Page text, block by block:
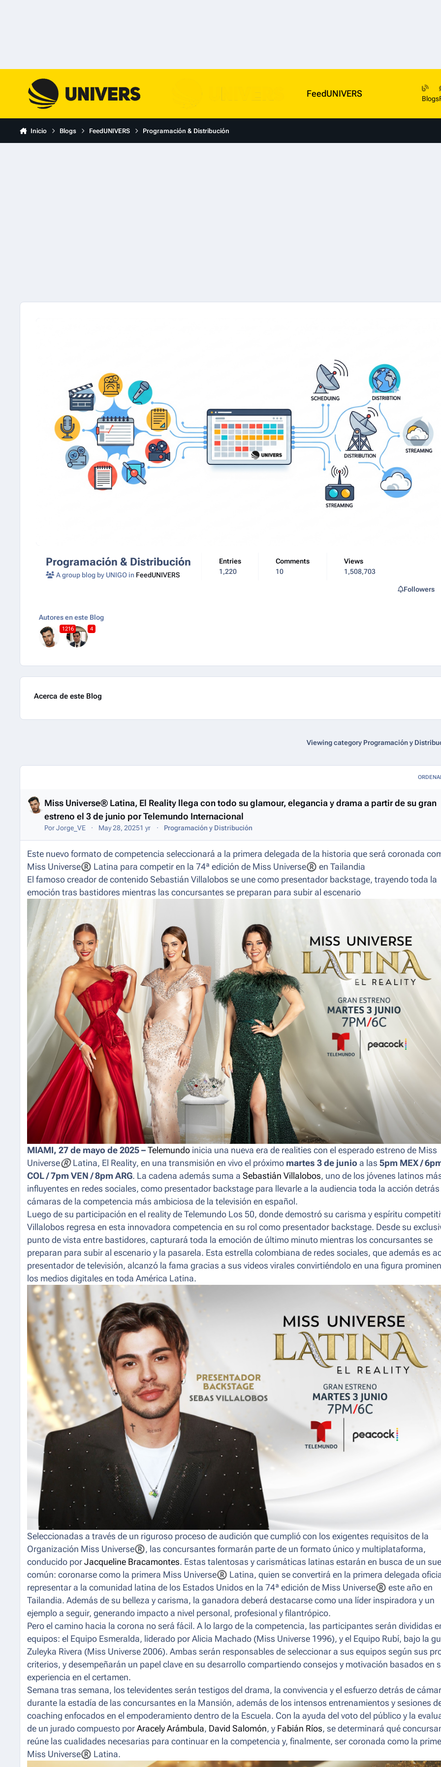
FeedUNIVERS Blogs
Inicio Blogs FeedUNIVERS Programación & Distribución
Programación & Distribución
A group blog by UNIGO in FeedUNIVERS
Entries
1,220
Comments
10
Views
1,508,703
Followers
Autores en este Blog
1216 4
Acerca de este Blog
Viewing category Programación y
Entries in this blog
Miss Universe® Latina, El Reality llega con todo su glamour, elegancia y drama a partir de su gran
estreno el 3 de junio por Telemundo Internacional
PorJorge_VE May 28, 20251 yr Programación y Distribución
Este nuevo formato de competencia seleccionará a la primera delegada de la historia que será coronada
Miss Universe® Latina para competir en la 74ª edición de Miss Universe® en Tailandia
El famoso creador de contenido Sebastián Villalobos se une como presentador backstage, trayendo toda la
emoción tras bastidores mientras las concursantes se preparan para subir al escenario
MIAMI, 27 de mayo de 2025 – Telemundo inicia una nueva era de realities con el esperado estreno de Miss
Universe®Latina, El Reality, en una transmisión en vivo el próximo martes 3 de junio a las 5pm MEX /
COL / 7pm VEN / 8pm ARG. La cadena además suma a Sebastián Villalobos, uno de los jóvenes latinos
influyentes en redes sociales, como presentador backstage para llevarle a la audiencia toda la acción detrás
cámaras de la competencia más ambiciosa de la televisión en español.
Luego de su participación en el reality de Telemundo Los 50, donde demostró su carisma y espíritu
Villalobos regresa en esta innovadora competencia en su rol como presentador backstage. Desde su
punto de vista entre bastidores, capturará toda la emoción de último minuto mientras los concursantes se
preparan para subir al escenario y la pasarela. Esta estrella colombiana de redes sociales, que además es
presentador de televisión, alcanzó la fama gracias a sus videos virales convirtiéndolo en una figura
los medios digitales en toda América Latina.
Seleccionadas a través de un riguroso proceso de audición que cumplió con los exigentes requisitos de la
Organización Miss Universe®, las concursantes formarán parte de un formato único y multiplataforma,
conducido por Jacqueline Bracamontes. Estas talentosas y carismáticas latinas estarán en busca de un
común: coronarse como la primera Miss Universe® Latina, quien se convertirá en la primera delegada
representar a la comunidad latina de los Estados Unidos en la 74ª edición de Miss Universe® este año en
Tailandia. Además de su belleza y carisma, la ganadora deberá destacarse como una líder inspiradora y un
ejemplo a seguir, generando impacto a nivel personal, profesional y filantrópico.
Pero el camino hacia la corona no será fácil. A lo largo de la competencia, las participantes serán divididas
equipos: el Equipo Esmeralda, liderado por Alicia Machado (Miss Universe 1996), y el Equipo Rubí, bajo la
Zuleyka Rivera (Miss Universe 2006). Ambas serán responsables de seleccionar a sus equipos según sus
criterios, y desempeñarán un papel clave en su desarrollo compartiendo consejos y motivación basados en
experiencia en el certamen.
Semana tras semana, los televidentes serán testigos del drama, la convivencia y el esfuerzo detrás de
durante la estadía de las concursantes en la Mansión, además de los intensos entrenamientos y sesiones
coaching enfocados en el empoderamiento dentro de la Escuela. Con la ayuda del voto del público y la
de un jurado compuesto por Aracely Arámbula, David Salomón, y Fabián Ríos, se determinará qué
reúne las cualidades necesarias para continuar en la competencia y, finalmente, ser coronada como la
Miss Universe® Latina.